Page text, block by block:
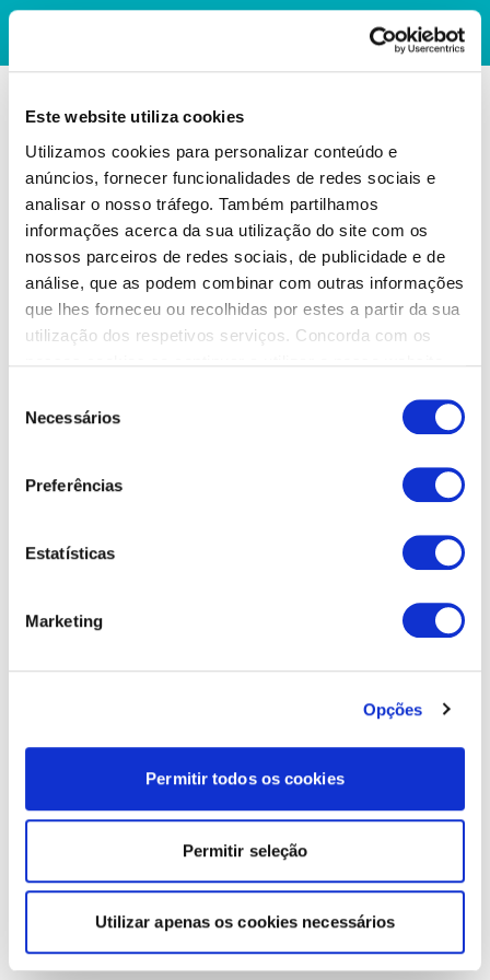
Este website utiliza cookies
Utilizamos cookies para personalizar conteúdo e
anúncios, fornecer funcionalidades de redes sociais e
analisar o nosso tráfego. Também partilhamos
informações acerca da sua utilização do site com os
nossos parceiros de redes sociais, de publicidade e de
análise, que as podem combinar com outras informações
que lhes forneceu ou recolhidas por estes a partir da sua
utilização dos respetivos serviços. Concorda com os
Necessários
Preferências
Estatísticas
Marketing
Opções
Permitir todos os cookies
Permitir seleção
Utilizar apenas os cookies necessários